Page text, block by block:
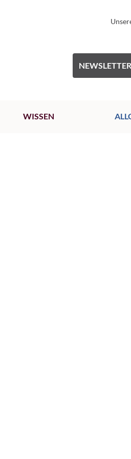
NEWSLETTER
WISSEN